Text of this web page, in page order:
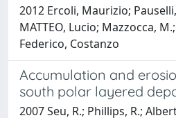
2012 Ercoli, Maurizio;
MATTEO, Lucio; Mazzocca,
Federico, Costanzo
Accumulation and
south polar layered
2007 Seu, R.; Phillips, R.;